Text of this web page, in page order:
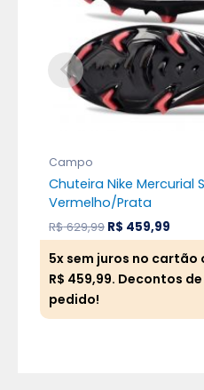
Campo
Chuteira Nike Mercurial
Vermelho/Prata
R$629,99 R$ 459,99
5x sem juros no cartão
R$ 459,99. Decontos
pedido!